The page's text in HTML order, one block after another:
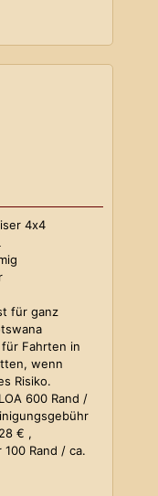
4x4
für ganz
Fahrten in
wenn
Risiko.
600 Rand /
€ ,
Rand / ca.